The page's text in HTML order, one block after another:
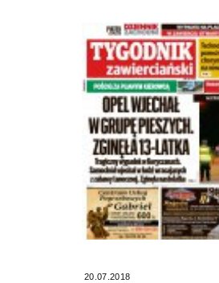
20.07.2018